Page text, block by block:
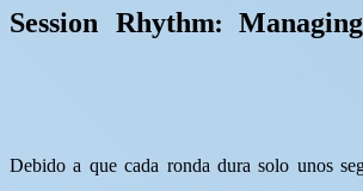
Session Rhythm:
Debido a que cada ronda dura solo unos